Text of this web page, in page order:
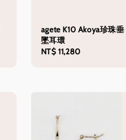
agete K10 Akoya珍珠垂
墜耳環
Regular
NT$ 11,280